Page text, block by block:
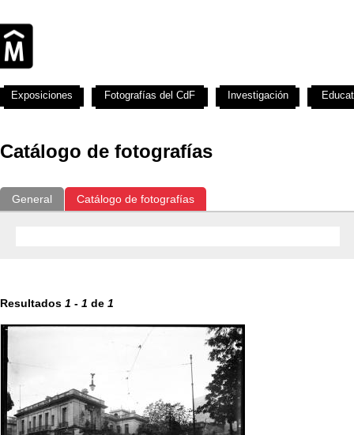
Catálogo de fotografías
General Catálogo de fotografías
Resultados 1 - 1 de 1
Exposiciones Fotografías del CdF Investigación